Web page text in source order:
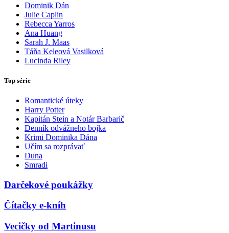
Dominik Dán
Julie Caplin
Rebecca Yarros
Ana Huang
Sarah J. Maas
Táňa Keleová Vasilková
Lucinda Riley
Top série
Romantické úteky
Harry Potter
Kapitán Stein a Notár Barbarič
Denník odvážneho bojka
Krimi Dominika Dána
Učím sa rozprávať
Duna
Smradi
Darčekové poukážky
Čítačky e-kníh
Vecičky od Martinusu